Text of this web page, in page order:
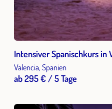
Intensiver Spanischkurs in
Valencia, Spanien
ab 295 € / 5 Tage